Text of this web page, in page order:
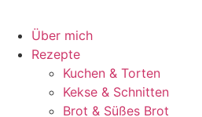
Über mich
Rezepte
Kuchen & Torten
Kekse & Schnitten
Brot & Süßes Brot